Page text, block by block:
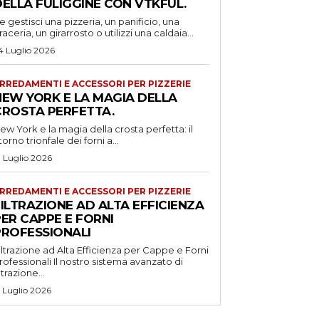
FULIGGINE CON VTKFUL.
gestisci una pizzeria, un panificio, una
un girarrosto o utilizzi una caldaia...
Luglio 2026
E ACCESSORI PER PIZZERIE
YORK E LA MAGIA DELLA
PERFETTA.
York e la magia della crosta perfetta: il
trionfale dei forni a...
Luglio 2026
E ACCESSORI PER PIZZERIE
AD ALTA EFFICIENZA
CAPPE E FORNI
ad Alta Efficienza per Cappe e Forni
Il nostro sistema avanzato di
Luglio 2026